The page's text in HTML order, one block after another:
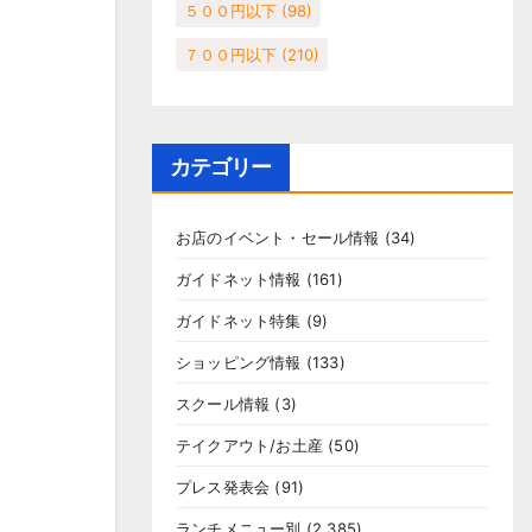
５００円以下 (98)
７００円以下 (210)
カテゴリー
お店のイベント・セール情報 (34)
ガイドネット情報 (161)
ガイドネット特集 (9)
ショッピング情報 (133)
スクール情報 (3)
テイクアウト/お土産 (50)
プレス発表会 (91)